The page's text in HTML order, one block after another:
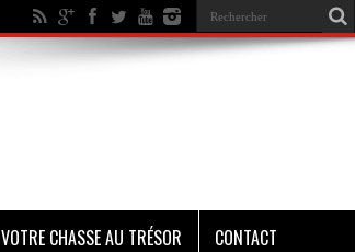
VOTRE CHASSE AU TRÉSOR CONTACT